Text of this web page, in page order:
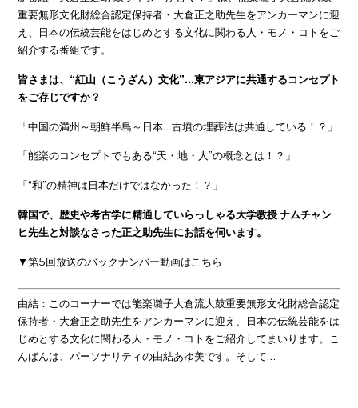
重要無形文化財総合認定保持者・大倉正之助先生をアンカーマンに迎
え、日本の伝統芸能をはじめとする文化に関わる人・モノ・コトをご
紹介する番組です。
皆さまは、“紅山（こうざん）文化”…東アジアに共通するコンセプト
をご存じですか？
「中国の満州～朝鮮半島～日本…古墳の埋葬法は共通している！？」
「能楽のコンセプトでもある“天・地・人”の概念とは！？」
「“和”の精神は日本だけではなかった！？」
韓国で、歴史や考古学に精通していらっしゃる大学教授 ナムチャン
ヒ先生と対談なさった正之助先生にお話を伺います。
▼第5回放送のバックナンバー動画はこちら
由結：このコーナーでは能楽囃子大倉流大鼓重要無形文化財総合認定
保持者・大倉正之助先生をアンカーマンに迎え、日本の伝統芸能をは
じめとする文化に関わる人・モノ・コトをご紹介してまいります。こ
んばんは、パーソナリティの由結あゆ美です。そして…